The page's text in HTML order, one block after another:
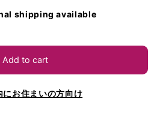
shipping available
Add to cart
にお住まいの方向け